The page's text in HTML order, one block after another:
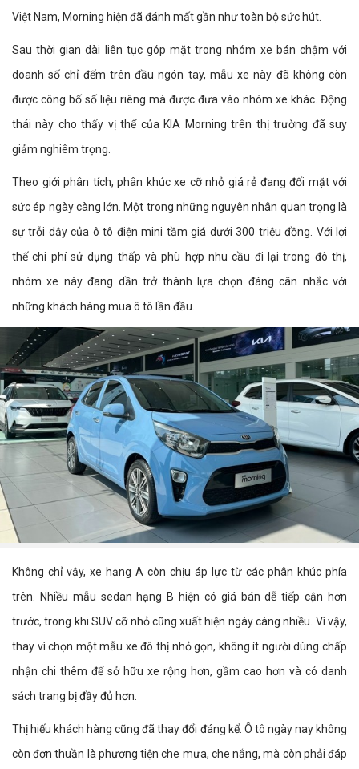
Việt Nam, Morning hiện đã đánh mất gần như toàn bộ sức hút.
Sau thời gian dài liên tục góp mặt trong nhóm xe bán chậm với
doanh số chỉ đếm trên đầu ngón tay, mẫu xe này đã không còn
được công bố số liệu riêng mà được đưa vào nhóm xe khác. Động
thái này cho thấy vị thế của KIA Morning trên thị trường đã suy
giảm nghiêm trọng.
Theo giới phân tích, phân khúc xe cỡ nhỏ giá rẻ đang đối mặt với
sức ép ngày càng lớn. Một trong những nguyên nhân quan trọng là
sự trỗi dậy của ô tô điện mini tầm giá dưới 300 triệu đồng. Với lợi
thế chi phí sử dụng thấp và phù hợp nhu cầu đi lại trong đô thị,
nhóm xe này đang dần trở thành lựa chọn đáng cân nhắc với
những khách hàng mua ô tô lần đầu.
Không chỉ vậy, xe hạng A còn chịu áp lực từ các phân khúc phía
trên. Nhiều mẫu sedan hạng B hiện có giá bán dễ tiếp cận hơn
trước, trong khi SUV cỡ nhỏ cũng xuất hiện ngày càng nhiều. Vì vậy,
thay vì chọn một mẫu xe đô thị nhỏ gọn, không ít người dùng chấp
nhận chi thêm để sở hữu xe rộng hơn, gầm cao hơn và có danh
sách trang bị đầy đủ hơn.
Thị hiếu khách hàng cũng đã thay đổi đáng kể. Ô tô ngày nay không
còn đơn thuần là phương tiện che mưa, che nắng, mà còn phải đáp